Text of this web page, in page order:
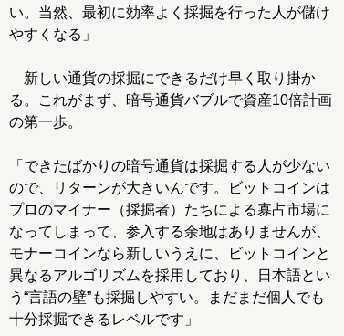
い。当然、最初に効率よく採掘を行った人が儲け
やすくなる」
新しい通貨の採掘にできるだけ早く取り掛か
る。これがまず、暗号通貨バブルで資産10倍計画
の第一歩。
「できたばかりの暗号通貨は採掘する人が少ない
ので、リターンが大きいんです。ビットコインは
プロのマイナー（採掘者）たちによる寡占市場に
なってしまって、参入する余地はありませんが、
モナーコインなら新しいうえに、ビットコインと
異なるアルゴリズムを採用しており、日本語とい
う“言語の壁”も採掘しやすい。まだまだ個人でも
十分採掘できるレベルです」